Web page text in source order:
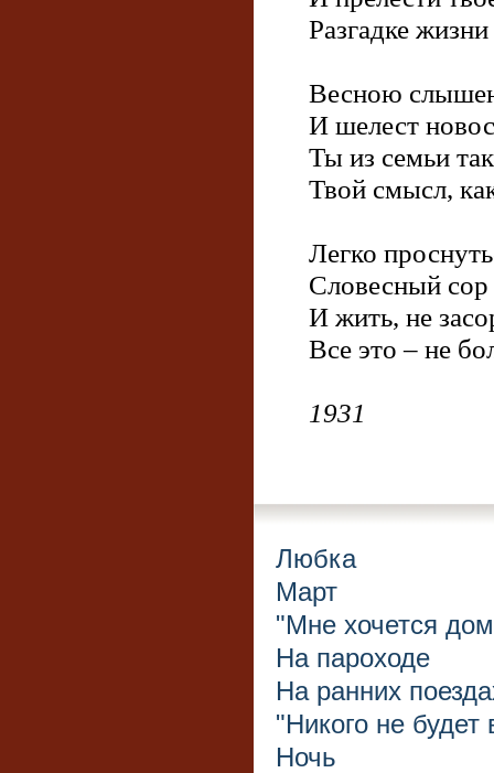
Разгадке
Весною
И шелест
Ты из семьи
Твой смысл,
Легко
Словесный сор
И жить, не
Все это ‒ не
1931
Любка
Март
"Мне хочется
На пароходе
На ранних
"Никого не
Ночь